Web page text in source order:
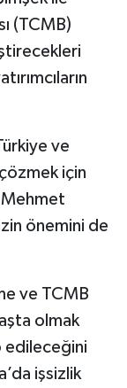
(TCMB)
ve
için
Mehmet
önemini de
ve TCMB
olmak
edileceğini
işsizlik